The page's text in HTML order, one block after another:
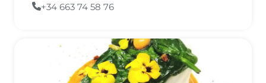
+34 663 74 58 76